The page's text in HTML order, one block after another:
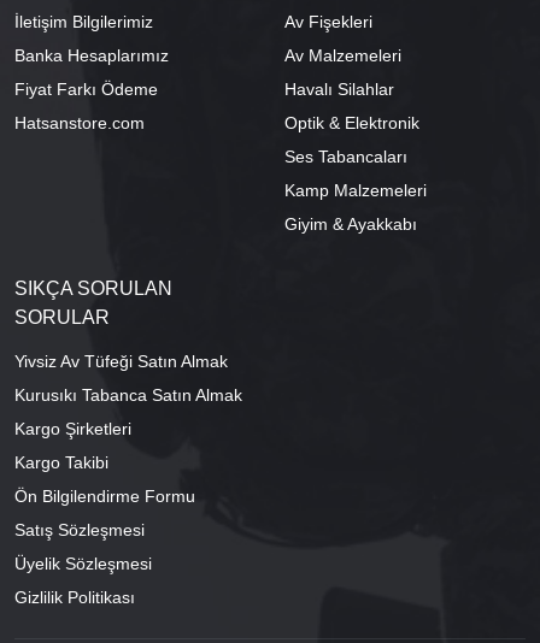
İletişim Bilgilerimiz
Banka Hesaplarımız
Fiyat Farkı Ödeme
Hatsanstore.com
Av Fişekleri
Av Malzemeleri
Havalı Silahlar
Optik & Elektronik
Ses Tabancaları
Kamp Malzemeleri
Giyim & Ayakkabı
SIKÇA SORULAN
SORULAR
Yivsiz Av Tüfeği Satın Almak
Kurusıkı Tabanca Satın Almak
Kargo Şirketleri
Kargo Takibi
Ön Bilgilendirme Formu
Satış Sözleşmesi
Üyelik Sözleşmesi
Gizlilik Politikası